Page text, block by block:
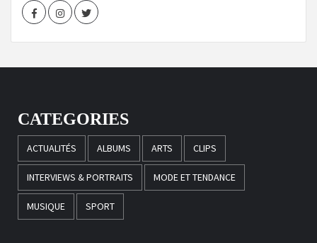
FacebookInstagramTwitter
CATEGORIES
ACTUALITÉS ALBUMS ARTS CLIPS
INTERVIEWS & PORTRAITS MODE ET TENDANCE
MUSIQUE SPORT